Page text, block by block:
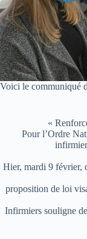
Voici le communiqué
«
Pour l’Ordre
Hier, mardi 9 février,
proposition de loi
Infirmiers souligne